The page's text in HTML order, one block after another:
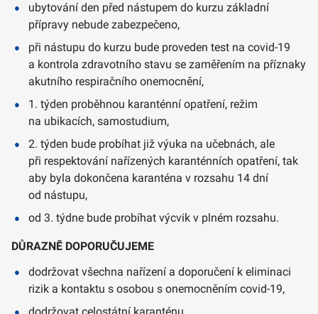
ubytování den před nástupem do kurzu základní
přípravy nebude zabezpečeno,
při nástupu do kurzu bude proveden test na covid-19
a kontrola zdravotního stavu se zaměřením na příznaky
akutního respiračního onemocnění,
1. týden proběhnou karanténní opatření, režim
na ubikacích, samostudium,
2. týden bude probíhat již výuka na učebnách, ale
při respektování nařízených karanténních opatření, tak
aby byla dokončena karanténa v rozsahu 14 dní
od nástupu,
od 3. týdne bude probíhat výcvik v plném rozsahu.
DŮRAZNĚ DOPORUČUJEME
dodržovat všechna nařízení a doporučení k eliminaci
rizik a kontaktu s osobou s onemocněním covid-19,